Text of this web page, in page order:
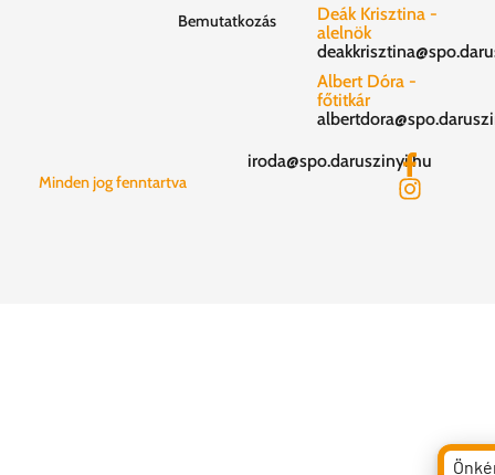
Bemutatkozás
Deák Krisztina -
alelnök
Albert Dóra -
főtitkár
Minden jog fenntartva
iroda@spo.daruszinyi.hu